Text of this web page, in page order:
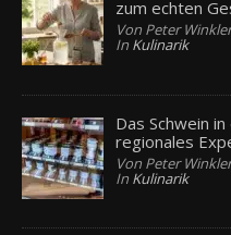
zum echten
Von Peter
In Kulinarik
Das Schwein
regionales
Von Peter
In Kulinarik